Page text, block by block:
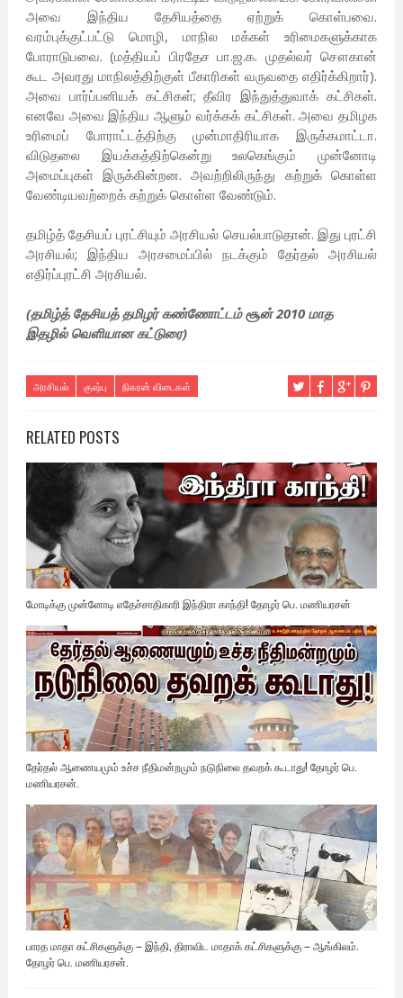
அவை இந்திய தேசியத்தை ஏற்றுக் கொள்பவை.
வரம்புக்குட்பட்டு மொழி, மாநில மக்கள் உரிமைகளுக்காக
போராடுபவை. (மத்தியப் பிரதேச பா.ஜ.க. முதல்வர் சௌகான்
கூட அவரது மாநிலத்திற்குள் பீகாரிகள் வருவதை எதிர்க்கிறார்).
அவை பார்ப்பனியக் கட்சிகள்; தீவிர இந்துத்துவாக் கட்சிகள்.
எனவே அவை இந்திய ஆளும் வர்க்கக் கட்சிகள். அவை தமிழக
உரிமைப் போராட்டத்திற்கு முன்மாதிரியாக இருக்கமாட்டா.
விடுதலை இயக்கத்திற்கென்று உலகெங்கும் முன்னோடி
அமைப்புகள் இருக்கின்றன. அவற்றிலிருந்து கற்றுக் கொள்ள
வேண்டியவற்றைக் கற்றுக் கொள்ள வேண்டும்.
தமிழ்த் தேசியப் புரட்சியும் அரசியல் செயல்பாடுதான். இது புரட்சி
அரசியல்; இந்திய அரசமைப்பில் நடக்கும் தேர்தல் அரசியல்
எதிர்ப்புரட்சி அரசியல்.
(தமிழ்த் தேசியத் தமிழர் கண்ணோட்டம் சூன் 2010 மாத
இதழில் வெளியான கட்டுரை)
அரசியல் குஷ்பு நிகரன் விடைகள்
RELATED POSTS
மோடிக்கு முன்னோடி எதேச்சாதிகாரி இந்திரா காந்தி! தோழர் பெ. மணியரசன்
தேர்தல் ஆணையமும் உச்ச நீதிமன்றமும் நடுநிலை தவறக் கூடாது! தோழர் பெ.
மணியரசன்.
பாரத மாதா கட்சிகளுக்கு – இந்தி, திராவிட மாதாக் கட்சிகளுக்கு – ஆங்கிலம்.
தோழர் பெ. மணியரசன்.